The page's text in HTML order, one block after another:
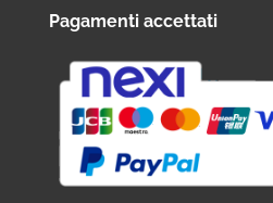
Pagamenti accettati